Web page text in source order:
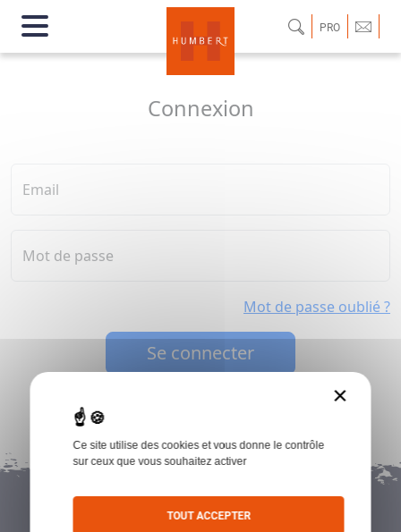
PRO
Connexion
Email
Mot de passe
Mot de passe oublié ?
Se connecter
×
Ce site utilise des cookies et vous donne le contrôle
sur ceux que vous souhaitez activer
TOUT ACCEPTER